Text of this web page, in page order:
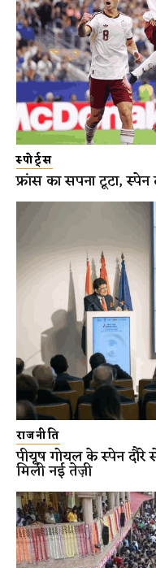
स्पोर्ट्स
फ्रांस का सपना टूटा,
राजनीति
पीयूष गोयल के स्पेन दौरे
मिली नई तेज़ी